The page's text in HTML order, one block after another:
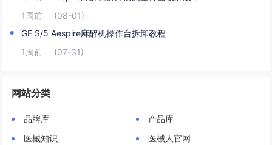
1周前
(08-01)
GE S/5 Aespire麻醉机操作台拆卸教程
1周前
(07-31)
网站分类
品牌库
产品库
医械知识
医械人官网